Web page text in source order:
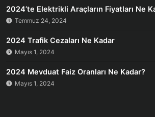
2024’te Elektrikli Araçların Fiyatları Ne
Temmuz 24, 2024
2024 Trafik Cezaları Ne Kadar
Mayıs 1, 2024
2024 Mevduat Faiz Oranları Ne Kadar?
Mayıs 1, 2024